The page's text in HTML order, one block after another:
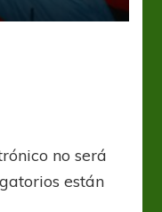
no será
están